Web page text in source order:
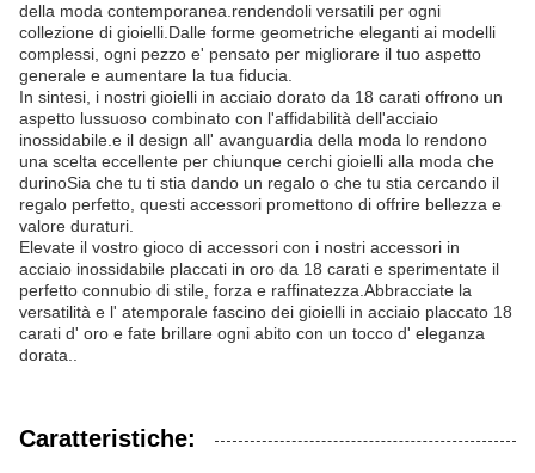
della moda contemporanea.rendendoli versatili per ogni
collezione di gioielli.Dalle forme geometriche eleganti ai modelli
complessi, ogni pezzo e' pensato per migliorare il tuo aspetto
generale e aumentare la tua fiducia.
In sintesi, i nostri gioielli in acciaio dorato da 18 carati offrono un
aspetto lussuoso combinato con l'affidabilità dell'acciaio
inossidabile.e il design all' avanguardia della moda lo rendono
una scelta eccellente per chiunque cerchi gioielli alla moda che
durinoSia che tu ti stia dando un regalo o che tu stia cercando il
regalo perfetto, questi accessori promettono di offrire bellezza e
valore duraturi.
Elevate il vostro gioco di accessori con i nostri accessori in
acciaio inossidabile placcati in oro da 18 carati e sperimentate il
perfetto connubio di stile, forza e raffinatezza.Abbracciate la
versatilità e l' atemporale fascino dei gioielli in acciaio placcato 18
carati d' oro e fate brillare ogni abito con un tocco d' eleganza
dorata..
Caratteristiche: